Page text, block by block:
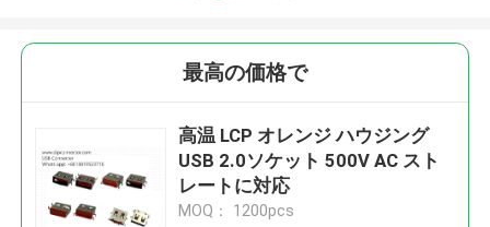
最高の価格で
高温 LCP オレンジ ハウジング
USB 2.0ソケット 500V AC スト
レートに対応
MOQ： 1200pcs